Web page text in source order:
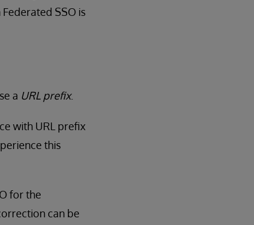
SSO is
a URL prefix.
with URL prefix
this
for the
can be